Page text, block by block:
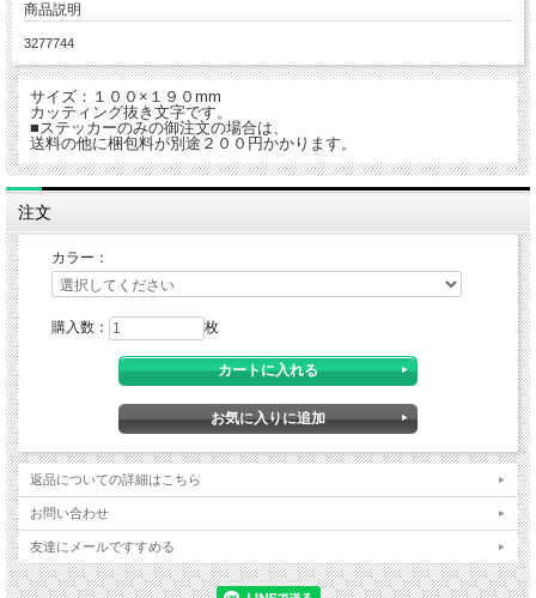
商品説明
3277744
サイズ：１００×１９０mm
カッティング抜き文字です。
■ステッカーのみの御注文の場合は、
送料の他に梱包料が別途２００円かかります。
注文
カラー：
購入数： 枚
返品についての詳細はこちら
お問い合わせ
友達にメールですすめる